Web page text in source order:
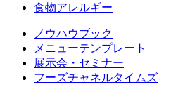
食物アレルギー
ノウハウブック
メニューテンプレート
展示会・セミナー
フーズチャネルタイムズ